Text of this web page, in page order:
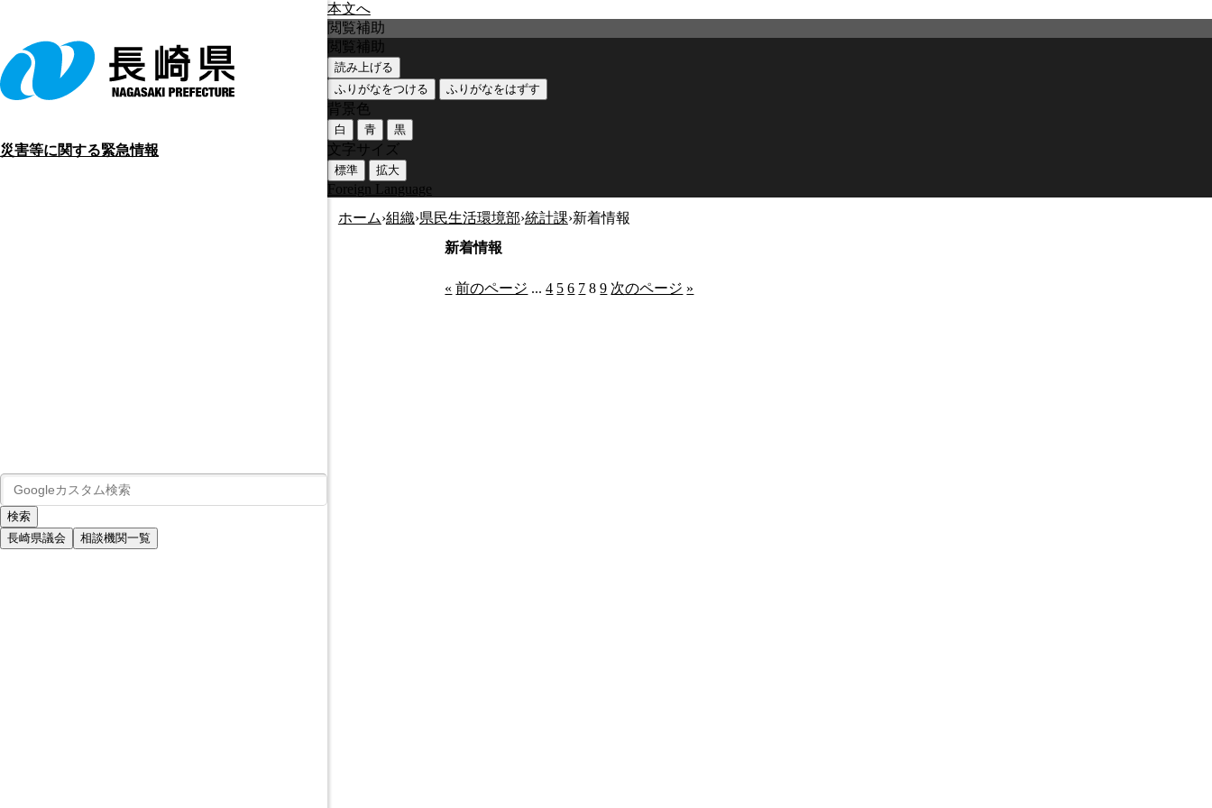
本文へ
災害等に関する緊急情報
長崎県議会 相談機関一覧
閲覧補助
閲覧補助
読み上げる
ふりがなをつける
ふりがなをはずす
背景色
白 青 黒
文字サイズ
標準 拡大
Foreign Language
ホーム›組織›県民生活環境部›統計課›新着情報
新着情報
« 前のページ ... 4 5 6 7 89 次のページ »
公式SNS
長崎県庁